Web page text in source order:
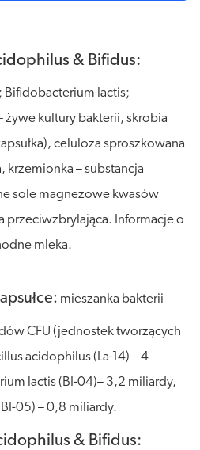
& Bifidus:
Bifidobacterium lactis;
kultury bakterii, skrobia
celuloza sproszkowana
krzemionka – substancja
sole magnezowe kwasów
przeciwzbrylająca. Informacje o
mleka.
mieszanka bakterii
CFU (jednostek tworzących
acidophilus (La-14) – 4
lactis (BI-04)– 3,2 miliardy,
05) – 0,8 miliardy.
& Bifidus: